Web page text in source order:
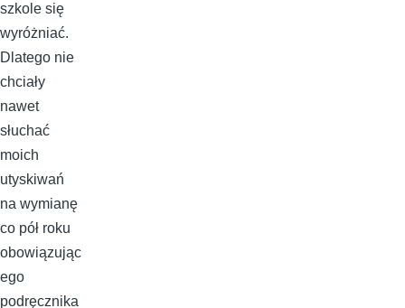
szkole się
wyróżniać.
Dlatego nie
chciały
nawet
słuchać
moich
utyskiwań
na wymianę
co pół roku
obowiązując
ego
podręcznika